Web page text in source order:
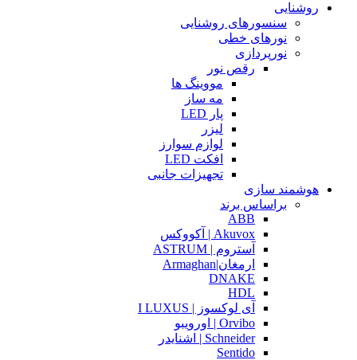
روشنایی
سنسورهای روشنایی
نورهای خطی
نورپردازی
رقص نور
مووینگ ها
مه ساز
پار LED
لیزر
لوازم سوارز
افکت LED
تجهیزات جانبی
هوشمند سازی
براساس برند
ABB
Akuvox | آکووکس
آستروم | ASTRUM
ارمغان|Armaghan
DNAKE
HDL
آی لوکسوز | I LUXUS
Orvibo | اورویبو
Schneider | اشنایدر
Sentido